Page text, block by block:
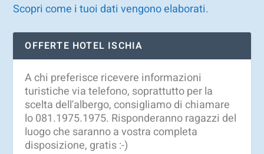
Scopri come i tuoi dati vengono elaborati.
OFFERTE HOTEL ISCHIA
A chi preferisce ricevere informazioni
turistiche via telefono, soprattutto per la
scelta dell'albergo, consigliamo di chiamare
lo 081.1975.1975. Risponderanno ragazzi del
luogo che saranno a vostra completa
disposizione, gratis :-)